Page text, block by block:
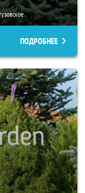
ПОДРОБНЕЕ